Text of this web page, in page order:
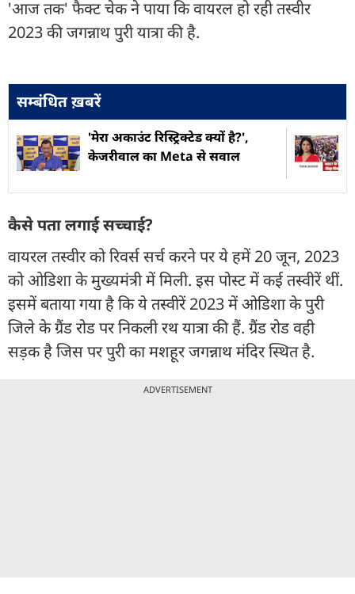
'आज तक' फैक्ट चेक ने पाया कि वायरल हो रही तस्वीर
2023 की जगन्नाथ पुरी यात्रा की है.
सम्बंधित ख़बरें
'मेरा अकाउंट रिस्ट्रिक्टेड क्यों है?',
केजरीवाल का Meta से सवाल
कैसे पता लगाई सच्चाई?
वायरल तस्वीर को रिवर्स सर्च करने पर ये हमें 20 जून, 2023
को ओडिशा के मुख्यमंत्री में मिली. इस पोस्ट में कई तस्वीरें थीं.
इसमें बताया गया है कि ये तस्वीरें 2023 में ओडिशा के पुरी
जिले के ग्रैंड रोड पर निकली रथ यात्रा की हैं. ग्रैंड रोड वही
सड़क है जिस पर पुरी का मशहूर जगन्नाथ मंदिर स्थित है.
ADVERTISEMENT